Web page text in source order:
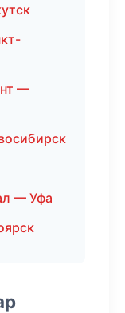
—
— Уфа